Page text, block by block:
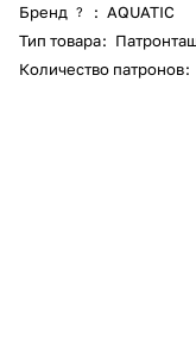
Бренд ? : AQUATIC
Тип товара:
Количество патронов: